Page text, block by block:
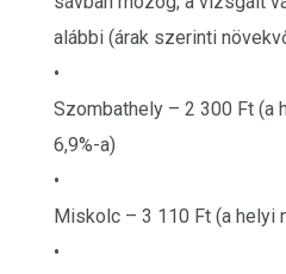
alábbi (árak szerinti
•
Szombathely – 2 300 Ft (a
6,9%-a)
•
Miskolc – 3 110 Ft (a helyi
•